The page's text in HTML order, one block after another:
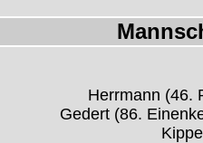
Herrmann (46.
Gedert (86.